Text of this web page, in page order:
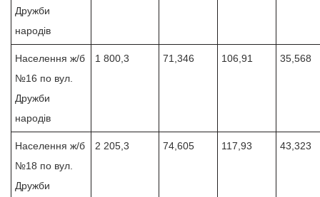
Дружби
народів
Населення ж/б
№16 по вул.
Дружби
народів
1 800,3 71,346 106,91 35,568
Населення ж/б
№18 по вул.
Дружби
2 205,3 74,605 117,93 43,323